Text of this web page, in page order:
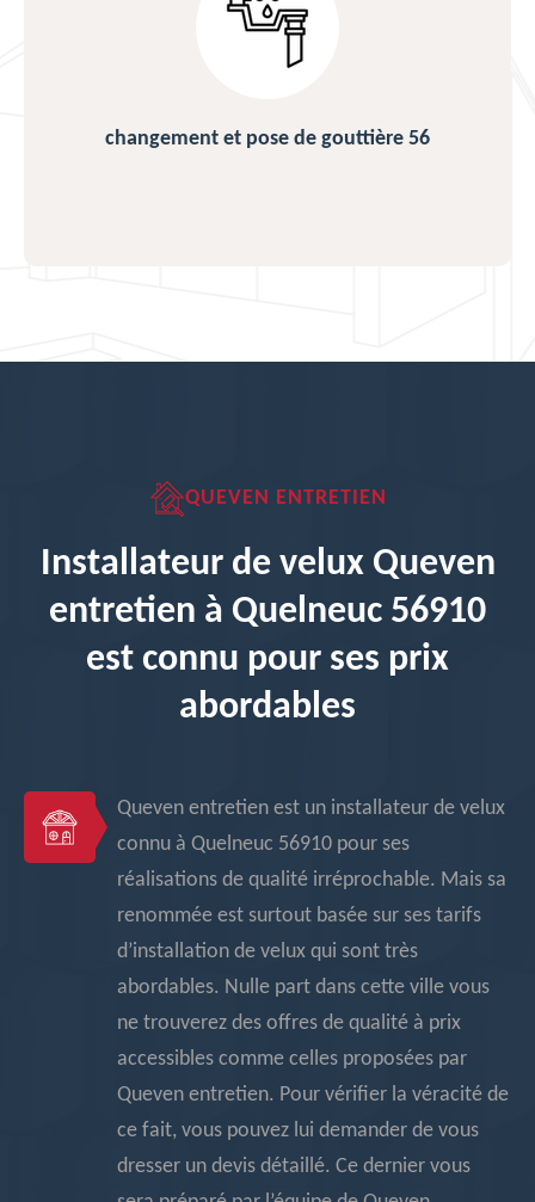
changement et pose de gouttière 56
QUEVEN ENTRETIEN
Installateur de velux Queven
entretien à Quelneuc 56910
est connu pour ses prix
abordables
Queven entretien est un installateur de velux
connu à Quelneuc 56910 pour ses
réalisations de qualité irréprochable. Mais sa
renommée est surtout basée sur ses tarifs
d’installation de velux qui sont très
abordables. Nulle part dans cette ville vous
ne trouverez des offres de qualité à prix
accessibles comme celles proposées par
Queven entretien. Pour vérifier la véracité de
ce fait, vous pouvez lui demander de vous
dresser un devis détaillé. Ce dernier vous